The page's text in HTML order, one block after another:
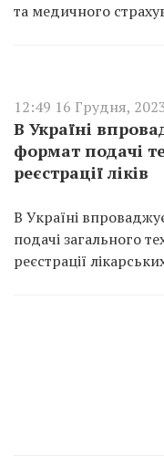
та медичного
12:49 16 Грудня,
В Україні
формат подачі
реєстрації ліків
В Україні
подачі загального
реєстрації